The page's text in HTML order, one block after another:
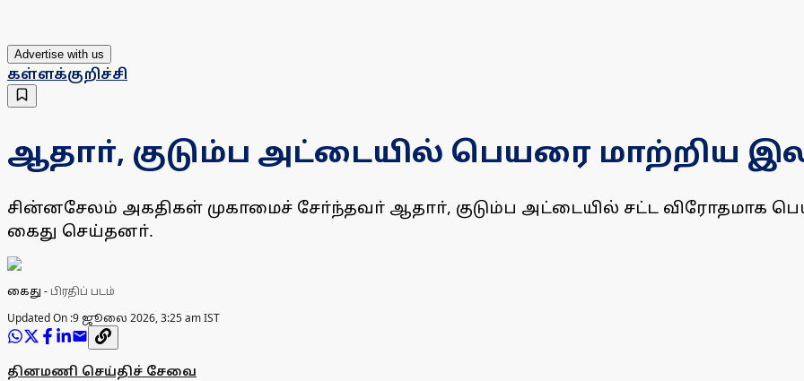
Advertise with us
கள்ளக்குறிச்சி
ஆதாா், குடும்ப அட்டையில் பெயரை மாற்றிய
சின்னசேலம் அகதிகள் முகாமைச் சோ்ந்தவா் ஆதாா், குடும்ப அட்டையில் சட்ட விரோதமாக
கைது செய்தனா்.
கைது - பிரதிப் படம்
Updated On :9 ஜூலை 2026, 3:25 am IST
தினமணி செய்திச் சேவை